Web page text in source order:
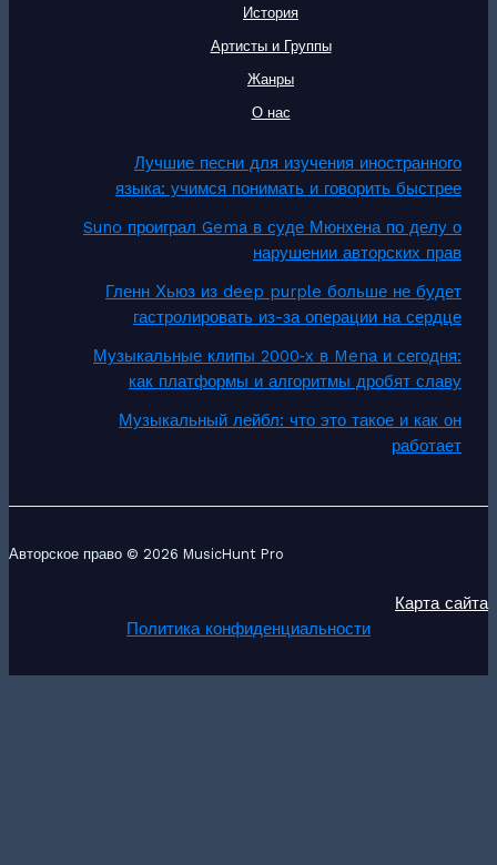
История
Артисты и Группы
Жанры
О нас
Лучшие песни для изучения иностранного
языка: учимся понимать и говорить быстрее
Suno проиграл Gema в суде Мюнхена по делу о
нарушении авторских прав
Гленн Хьюз из deep purple больше не будет
гастролировать из-за операции на сердце
Музыкальные клипы 2000‑х в Mena и сегодня:
как платформы и алгоритмы дробят славу
Музыкальный лейбл: что это такое и как он
работает
Авторское право © 2026 MusicHunt Pro
Карта сайта
Политика конфиденциальности